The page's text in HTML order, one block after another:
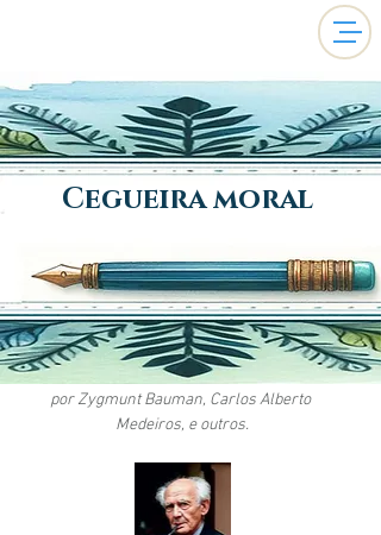
Cegueira moral
por Zygmunt Bauman, Carlos Alberto
Medeiros, e outros.